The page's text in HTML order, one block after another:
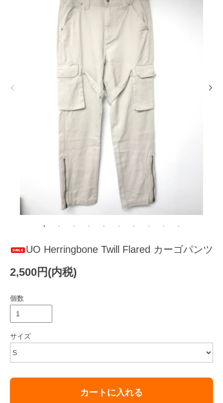
UO Herringbone Twill Flared カーゴパンツ
2,500円(内税)
個数
サイズ
カートに入れる